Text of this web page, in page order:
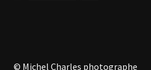
© Michel Charles photographe